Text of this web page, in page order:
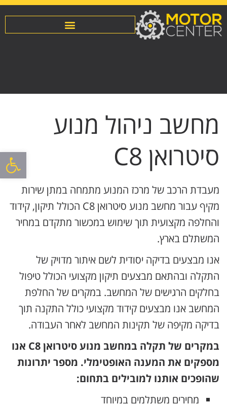
פתח
מחשב ניהול מנוע
סיטרואן C8
מעבדת הרכב של מרכז המנוע מתמחה במתן שירות
מקיף עבור מחשב מנוע סיטרואן C8 הכולל תיקון, קידוד
והחלפה מקצועית תוך שימוש במכשור מתקדם במחיר
המשתלם בארץ.
אנו מבצעים בדיקה יסודית לשם איתור מדויק של
התקלה ובהתאם מבצעים תיקון מקצועי הכולל טיפול
בחלקים הרגישים של המחשב. במקרים של החלפת
המחשב אנו מבצעים קידוד מקצועי כולל התקנה תוך
בדיקה מקיפה של תקינות המחשב לאחר העבודה.
במקרים של תקלה במחשב מנוע סיטרואן C8 אנו
מספקים את המענה האופטימלי. מספר יתרונות
שהופכים אותנו למובילים בתחום:
מחירים משתלמים במיוחד